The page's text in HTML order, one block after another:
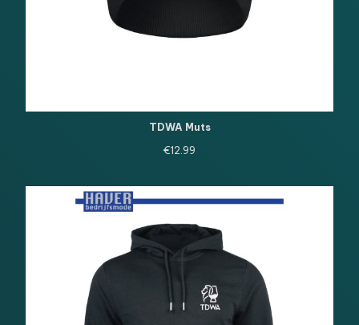
TDWA Muts
€12.99